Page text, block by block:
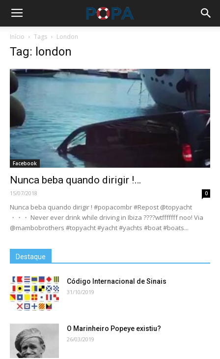
Início Tags London
Tag: london
Facebook
Nunca beba quando dirigir !…
15/07/2018 0
Nunca beba quando dirigir ! #popacombr #Repost @topyacht
・・・ Never ever drink while driving in Ibiza ????wtfffffff noo! Via
@mambobrothers #topyacht #yacht #yachts #boat #boats...
Destaque
Código Internacional de Sinais
31/10/2019
O Marinheiro Popeye existiu?
26/03/2019